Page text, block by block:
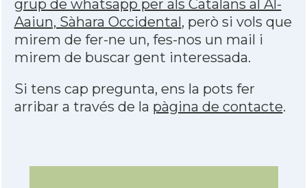
grup de whatsapp per als Catalans al Al-
Aaiun, Sàhara Occidental, però si vols que
mirem de fer-ne un, fes-nos un mail i
mirem de buscar gent interessada.
Si tens cap pregunta, ens la pots fer
arribar a través de la pàgina de contacte.